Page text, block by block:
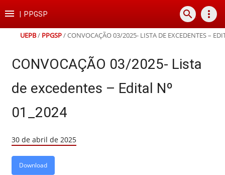
para
conteúdo
para
para
para
rodapé
 PPGSP search more_vert
UEPB/ PPGSP/CONVOCAÇÃO 03/2025- LISTA DE EXCEDENTES –
CONVOCAÇÃO 03/2025- Lista
de excedentes – Edital Nº
01_2024
30 de abril de 2025
Download